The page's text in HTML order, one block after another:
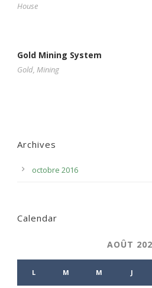
House
Gold Mining System
Gold, Mining
Archives
octobre 2016
Calendar
AOÛT
L M M J